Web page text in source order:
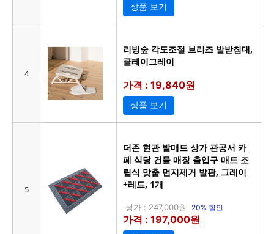
상품 보기
4
리빙숲 각도조절 브리즈 발받침대,
클레이그레이
가격 : 19,840원
상품 보기
5
더존 현관 발매트 상가 관공서 카
페 식당 건물 매장 출입구 매트 조
립식 맞춤 먼지제거 발판, 그레이
+레드, 1개
정가 : 247,000원 20% 할인
가격 : 197,000원